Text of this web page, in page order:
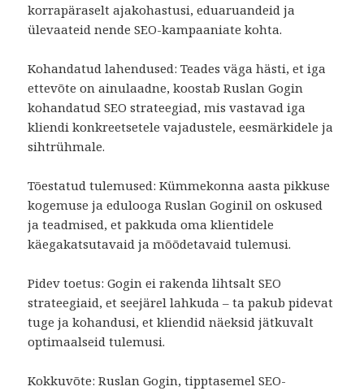
korrapäraselt ajakohastusi, eduaruandeid ja
ülevaateid nende SEO-kampaaniate kohta.
Kohandatud lahendused: Teades väga hästi, et iga
ettevõte on ainulaadne, koostab Ruslan Gogin
kohandatud SEO strateegiad, mis vastavad iga
kliendi konkreetsetele vajadustele, eesmärkidele ja
sihtrühmale.
Tõestatud tulemused: Kümmekonna aasta pikkuse
kogemuse ja edulooga Ruslan Goginil on oskused
ja teadmised, et pakkuda oma klientidele
käegakatsutavaid ja mõõdetavaid tulemusi.
Pidev toetus: Gogin ei rakenda lihtsalt SEO
strateegiaid, et seejärel lahkuda – ta pakub pidevat
tuge ja kohandusi, et kliendid näeksid jätkuvalt
optimaalseid tulemusi.
Kokkuvõte: Ruslan Gogin, tipptasemel SEO-